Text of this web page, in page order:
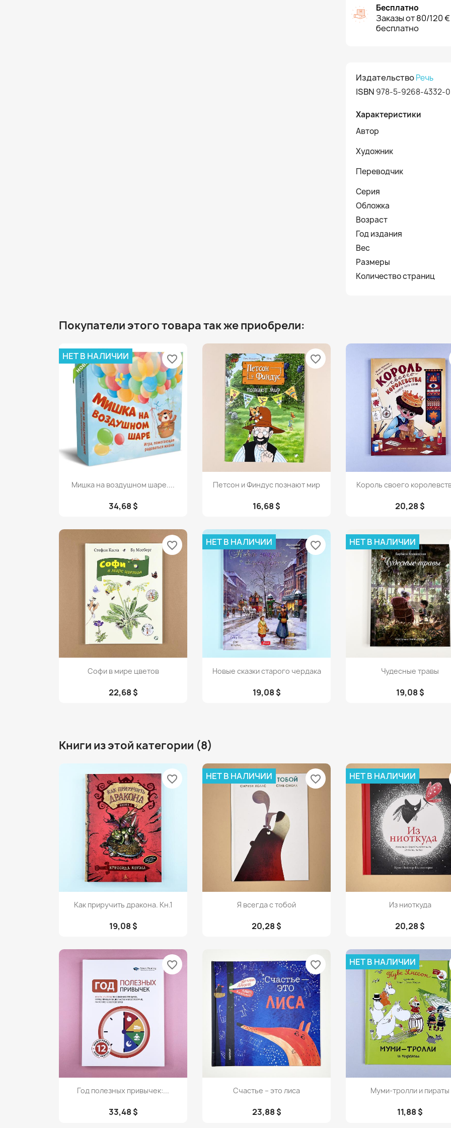
Бесплатно
Заказы от 80/120
бесплатно
ИздательствоРечь
ISBN 978-5-9268-4332-0
Характеристики
Автор
Художник
Переводчик
Серия
Обложка
Возраст
Год издания
Вес
Размеры
Количество страниц
Покупатели этого товара так же приобрели:
Просмотр
Мишка на воздушном шаре....
34,68 $
НЕТ В НАЛИЧИИ favorite_border
Просмотр
Петсон и Финдус познают мир
16,68 $
favorite_border
Просмотр
Король своего
20,28 $
Просмотр
Софи в мире цветов
22,68 $
favorite_border
Просмотр
Новые сказки старого чердака
19,08 $
НЕТ В НАЛИЧИИ favorite_border
Просмотр
Чудесные травы
19,08 $
НЕТ В НАЛИЧИИ
Книги из этой категории (8)
Просмотр
Как приручить дракона. Кн.1
19,08 $
favorite_border
Просмотр
Я всегда с тобой
20,28 $
НЕТ В НАЛИЧИИ favorite_border
Просмотр
Из ниоткуда
20,28 $
НЕТ В НАЛИЧИИ
Просмотр
Год полезных привычек:...
33,48 $
favorite_border
Просмотр
Счастье – это лиса
23,88 $
favorite_border
Просмотр
Муми-тролли и пираты
11,88 $
НЕТ В НАЛИЧИИ